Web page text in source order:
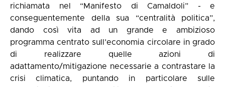
richiamata nel “Manifesto di Camaldoli” - e
conseguentemente della sua “centralità politica”,
dando così vita ad un grande e ambizioso
programma centrato sull’economia circolare in grado
di realizzare quelle azioni di
adattamento/mitigazione necessarie a contrastare la
crisi climatica, puntando in particolare sulle